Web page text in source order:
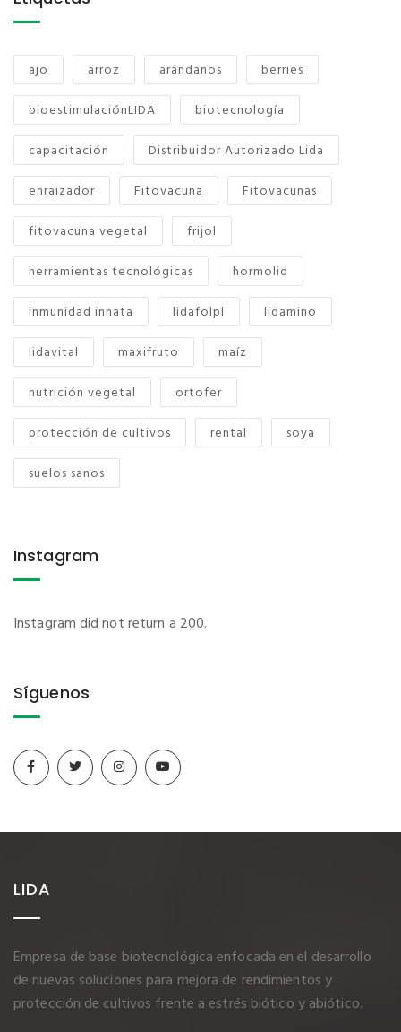
ajo arroz arándanos
berries
bioestimulaciónLIDA
biotecnología
capacitación
Distribuidor Autorizado Lida
enraizador
Fitovacuna
Fitovacunas
fitovacuna vegetal
frijol
herramientas tecnológicas
hormolid
inmunidad innata
lidafolpl
lidamino
lidavital
maxifruto
maíz
nutrición vegetal
ortofer
protección de cultivos
rental
soya
suelos sanos
Instagram
Instagram did not return a 200.
Síguenos
LIDA
Empresa de base biotecnológica enfocada en el desarrollo
de nuevas soluciones para mejora de rendimientos y
protección de cultivos frente a estrés biótico y abiótico.